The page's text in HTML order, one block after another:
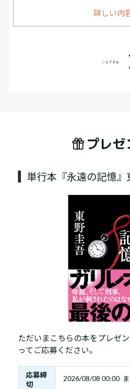
詳しい内
シェアする
プレゼ
単行本『永遠の記憶』
ただいまこちらの本をプレゼ
ってご応募ください。
応募締
切
2026/08/08 00:00